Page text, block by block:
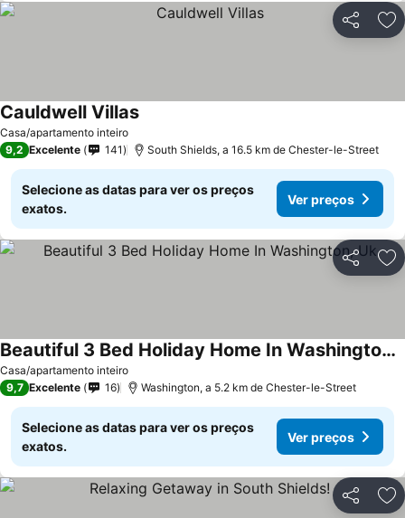
Partilhar
Casa/apartamento inteiro
Cauldwell VillasVer preços
9,2 Excelente 141 South Shields, a 16.5 km de Chester-le-Street
Selecione as datas para ver os preços
exatos.
Ver preços
Partilhar
Casa/apartamento inteiro
Beautiful 3 Bed Holiday Home In Washington, Uk
Ver preços
9,7 Excelente 16 Washington, a 5.2 km de Chester-le-Street
Selecione as datas para ver os preços
exatos.
Ver preços
Partilhar